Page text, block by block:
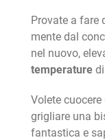
Provate a fare
mente dal
nel nuovo,
temperature
Volete
grigliare una
fantastica e